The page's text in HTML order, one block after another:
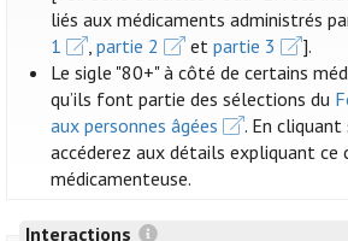
liés aux médicaments administrés
1
,partie 2 etpartie 3
].
Le sigle "80+" à côté de certains
qu’ils font partie des sélections du
aux personnes âgées
. En cliquant
accéderez aux détails expliquant ce
médicamenteuse.
Interactions